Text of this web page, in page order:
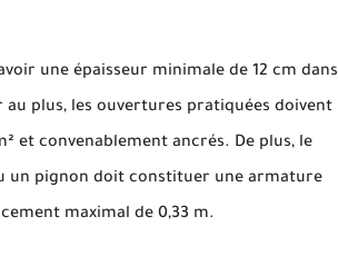
une épaisseur minimale de 12 cm dans
au plus, les ouvertures pratiquées doivent
et convenablement ancrés. De plus, le
un pignon doit constituer une armature
maximal de 0,33 m.